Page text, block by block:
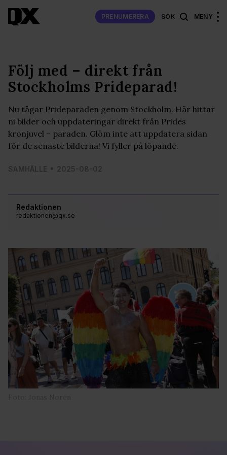
PRENUMERERA SÖK MENY
Redaktionen
redaktionen@qx.se
Följ med – direkt från
Stockholms Prideparad!
Nu tågar Prideparaden genom Stockholm. Här hittar
ni bilder och uppdateringar direkt från Prides
kronjuvel – paraden. Glöm inte att uppdatera sidan
för de senaste bilderna! Vi fyller på löpande.
SAMHÄLLE 2025-08-02